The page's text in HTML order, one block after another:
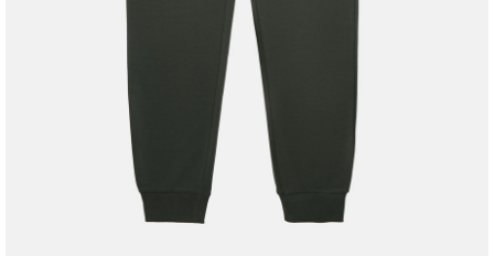
Да, все верно Изменить город